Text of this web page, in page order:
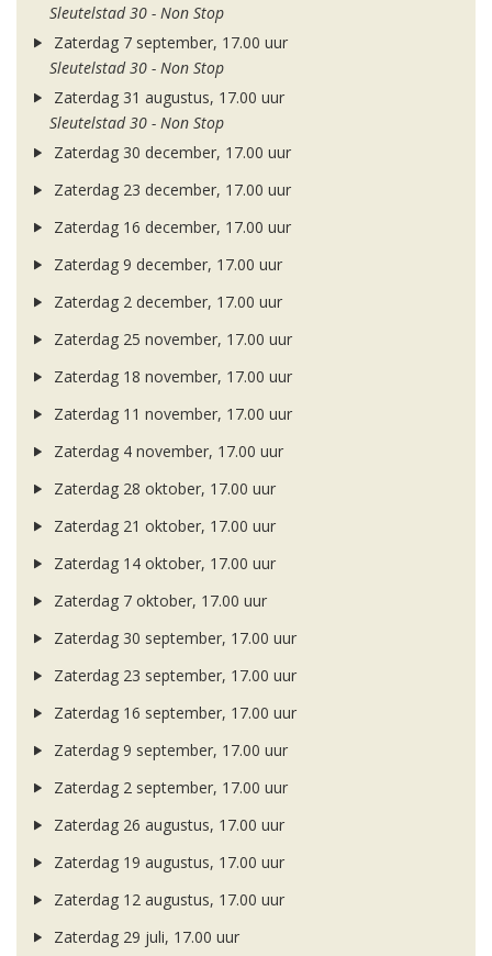
Sleutelstad 30 - Non Stop
Zaterdag 7 september, 17.00 uur
Sleutelstad 30 - Non Stop
Zaterdag 31 augustus, 17.00 uur
Sleutelstad 30 - Non Stop
Zaterdag 30 december, 17.00 uur
Zaterdag 23 december, 17.00 uur
Zaterdag 16 december, 17.00 uur
Zaterdag 9 december, 17.00 uur
Zaterdag 2 december, 17.00 uur
Zaterdag 25 november, 17.00 uur
Zaterdag 18 november, 17.00 uur
Zaterdag 11 november, 17.00 uur
Zaterdag 4 november, 17.00 uur
Zaterdag 28 oktober, 17.00 uur
Zaterdag 21 oktober, 17.00 uur
Zaterdag 14 oktober, 17.00 uur
Zaterdag 7 oktober, 17.00 uur
Zaterdag 30 september, 17.00 uur
Zaterdag 23 september, 17.00 uur
Zaterdag 16 september, 17.00 uur
Zaterdag 9 september, 17.00 uur
Zaterdag 2 september, 17.00 uur
Zaterdag 26 augustus, 17.00 uur
Zaterdag 19 augustus, 17.00 uur
Zaterdag 12 augustus, 17.00 uur
Zaterdag 29 juli, 17.00 uur